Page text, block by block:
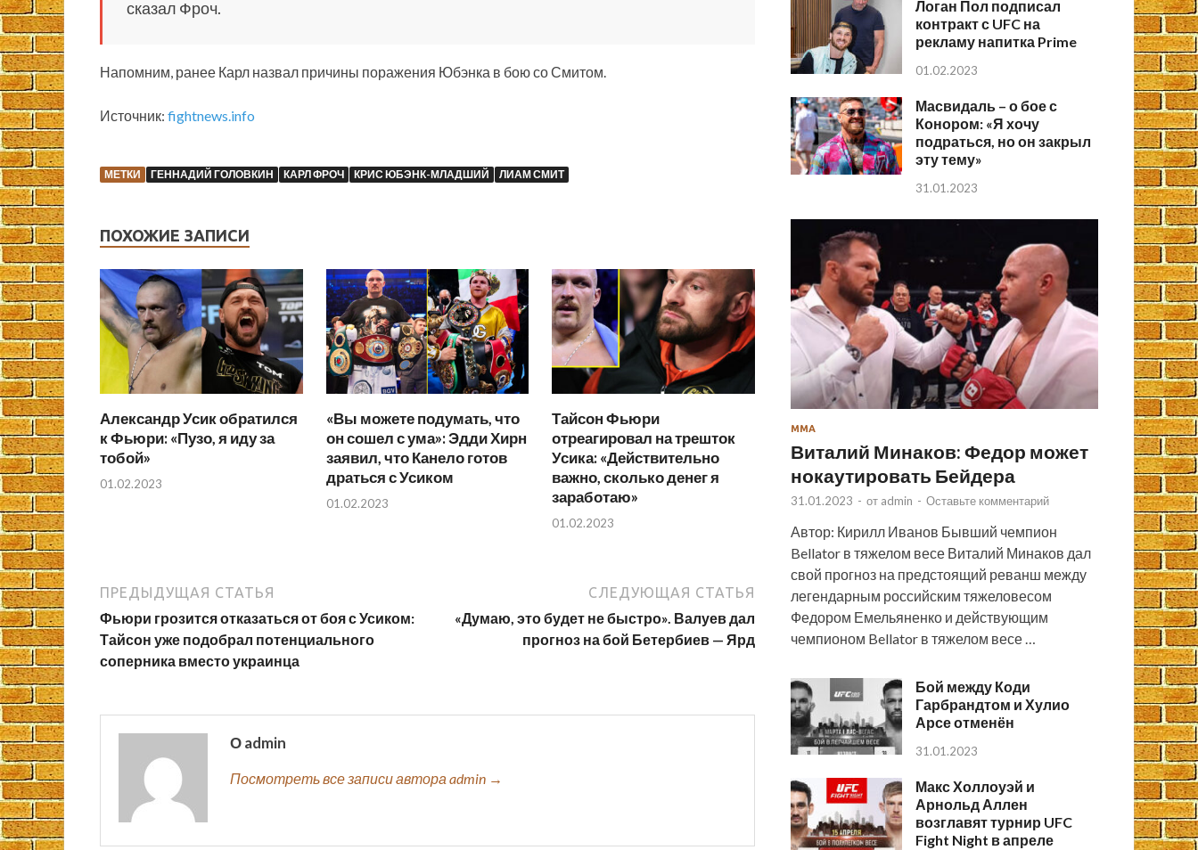
сказал Фроч.
Напомним, ранее Карл назвал причины поражения Юбэнка в бою со Смитом.
Источник: fightnews.info
МЕТКИ ГЕННАДИЙ ГОЛОВКИН КАРЛ ФРОЧ КРИС ЮБЭНК-МЛАДШИЙ ЛИАМ СМИТ
ПОХОЖИЕ ЗАПИСИ
Александр Усик обратился
к Фьюри: «Пузо, я иду за
тобой»
01.02.2023
«Вы можете подумать, что
он сошел с ума»: Эдди Хирн
заявил, что Канело готов
драться с Усиком
01.02.2023
Тайсон Фьюри
отреагировал на трешток
Усика: «Действительно
важно, сколько денег я
заработаю»
01.02.2023
ПРЕДЫДУЩАЯ СТАТЬЯ
Фьюри грозится отказаться от боя с Усиком:
Тайсон уже подобрал потенциального
соперника вместо украинца
СЛЕДУЮЩАЯ СТАТЬЯ
«Думаю, это будет не быстро». Валуев дал
прогноз на бой Бетербиев — Ярд
О admin
Посмотреть все записи автора admin →
Логан Пол подписал
контракт с UFC на
рекламу напитка Prime
01.02.2023
Масвидаль – о бое с
Конором: «Я хочу
подраться, но он закрыл
эту тему»
31.01.2023
ММА
Виталий Минаков: Федор может
нокаутировать Бейдера
31.01.2023 - от admin - Оставьте комментарий
Автор: Кирилл Иванов Бывший чемпион
Bellator в тяжелом весе Виталий Минаков дал
свой прогноз на предстоящий реванш между
легендарным российским тяжеловесом
Федором Емельяненко и действующим
чемпионом Bellator в тяжелом весе …
Бой между Коди
Гарбрандтом и Хулио
Арсе отменён
31.01.2023
Макс Холлоуэй и
Арнольд Аллен
возглавят турнир UFC
Fight Night в апреле